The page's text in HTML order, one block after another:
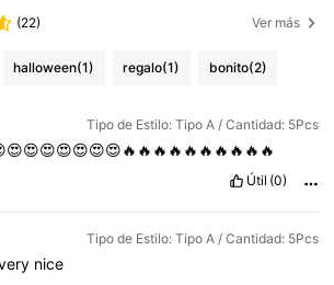
(22) Ver más
halloween(1) regalo(1) bonito(2)
Tipo de Estilo: Tipo A / Cantidad: 5Pcs
Útil (0)
Tipo de Estilo: Tipo A / Cantidad: 5Pcs
nice